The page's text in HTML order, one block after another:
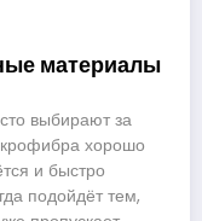
материалы
выбирают за
хорошо
и быстро
подойдёт тем,